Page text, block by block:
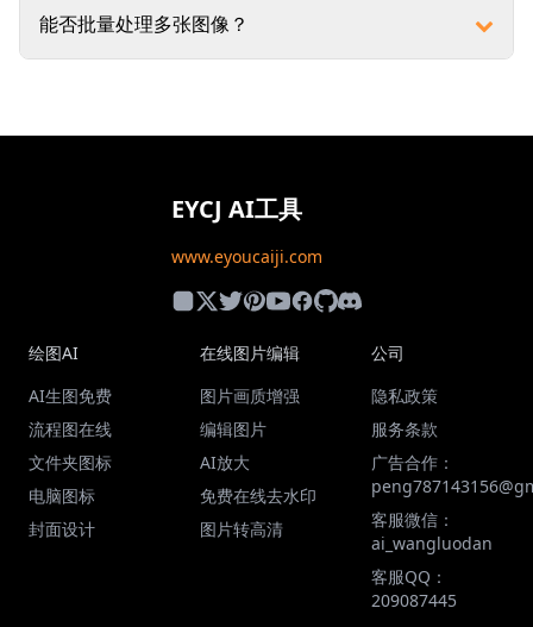
能否批量处理多张图像？
EYCJ AI工具
www.eyoucaiji.com
绘图AI
AI生图免费
流程图在线
文件夹图标
电脑图标
封面设计
在线图片编辑
图片画质增强
编辑图片
AI放大
免费在线去水印
图片转高清
公司
隐私政策
服务条款
广告合作：
客服微信：
ai_wangluodan
客服QQ：
209087445